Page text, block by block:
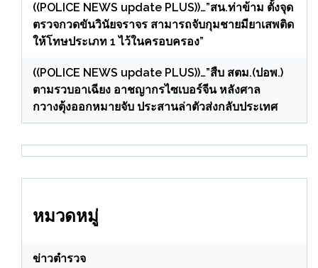
((POLICE NEWS update PLUS))…”สน.ท่าข้าม ตั้งจุด
ตรวจกวดขันวินัยจราจร สามารถจับกุมชายมียาเสพติด
ให้โทษประเภท 1 ไว้ในครอบครอง”
((POLICE NEWS update PLUS))…”สืบ สตม.(ปอพ.)
ตามรวบอาเฉียง อาชญากรไซเบอร์จีน หลังศาล
กวางตุ้งออกหมายจับ ประสานล่าตัวส่งกลับประเทศ
หมวดหมู่
ข่าวตำรวจ